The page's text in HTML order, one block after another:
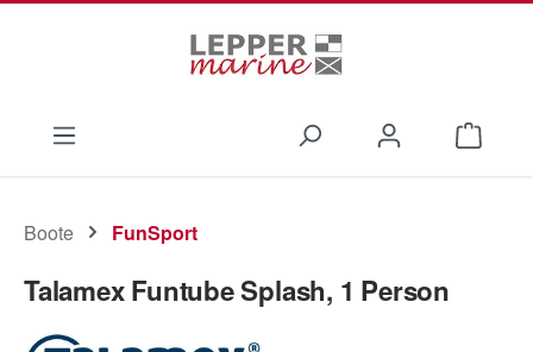
Boote FunSport
Talamex Funtube Splash, 1 Person